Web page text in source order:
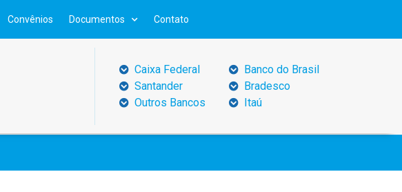
Convênios Documentos Contato
Caixa Federal
Santander
Outros Bancos
Banco do Brasil
Bradesco
Itaú